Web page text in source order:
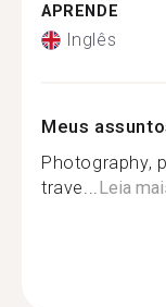
APRENDE
Inglês
Meus
Photography,
trave...Leia